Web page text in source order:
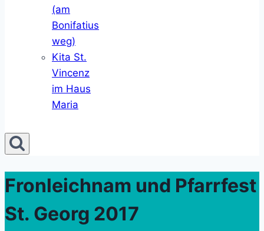
(am
Bonifatius
weg)
Kita St.
Vincenz
im Haus
Maria
Fronleichnam und Pfarrfest
St. Georg 2017